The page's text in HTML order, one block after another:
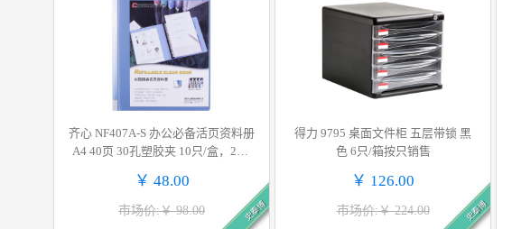
齐心 NF407A-S 办公必备活页资料册
A4 40页 30孔塑胶夹 10只/盒，2盒/
￥ 48.00
市场价:￥ 98.00 史泰博
得力 9795 桌面文件柜 五层带锁 黑
色 6只/箱按只销售
￥ 126.00
市场价:￥ 224.00 史泰博